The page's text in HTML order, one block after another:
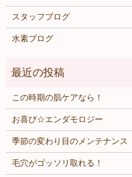
スタッフブログ
水素ブログ
この時期の肌ケアなら！
お喜び☆エンダモロジー
季節の変わり目のメンテナンス
毛穴がゴッソリ取れる！